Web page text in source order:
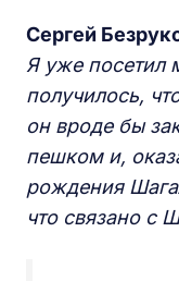
Сергей
Я уже посетил
получилось,
он вроде бы
пешком и,
рождения
что связано с